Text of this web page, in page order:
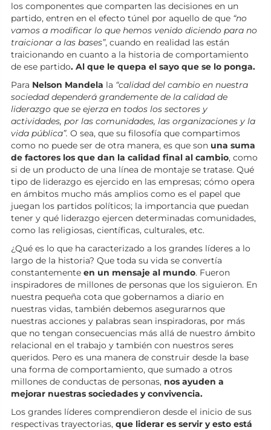
los componentes que comparten las decisiones en un
partido, entren en el efecto túnel por aquello de que “no
vamos a modificar lo que hemos venido diciendo para no
traicionar a las bases”, cuando en realidad las están
traicionando en cuanto a la historia de comportamiento
de ese partido. Al que le quepa el sayo que se lo ponga.
Para Nelson Mandela la “calidad del cambio en nuestra
sociedad dependerá grandemente de la calidad de
liderazgo que se ejerza en todos los sectores y
actividades, por las comunidades, las organizaciones y la
vida pública”. O sea, que su filosofía que compartimos
como no puede ser de otra manera, es que son una suma
de factores los que dan la calidad final al cambio, como
si de un producto de una línea de montaje se tratase. Qué
tipo de liderazgo es ejercido en las empresas; cómo opera
en ámbitos mucho más amplios como es el papel que
juegan los partidos políticos; la importancia que puedan
tener y qué liderazgo ejercen determinadas comunidades,
como las religiosas, científicas, culturales, etc.
¿Qué es lo que ha caracterizado a los grandes líderes a lo
largo de la historia? Que toda su vida se convertía
constantemente en un mensaje al mundo. Fueron
inspiradores de millones de personas que los siguieron. En
nuestra pequeña cota que gobernamos a diario en
nuestras vidas, también debemos asegurarnos que
nuestras acciones y palabras sean inspiradoras, por más
que no tengan consecuencias más allá de nuestro ámbito
relacional en el trabajo y también con nuestros seres
queridos. Pero es una manera de construir desde la base
una forma de comportamiento, que sumado a otros
millones de conductas de personas, nos ayuden a
mejorar nuestras sociedades y convivencia.
Los grandes líderes comprendieron desde el inicio de sus
respectivas trayectorias, que liderar es servir y esto está